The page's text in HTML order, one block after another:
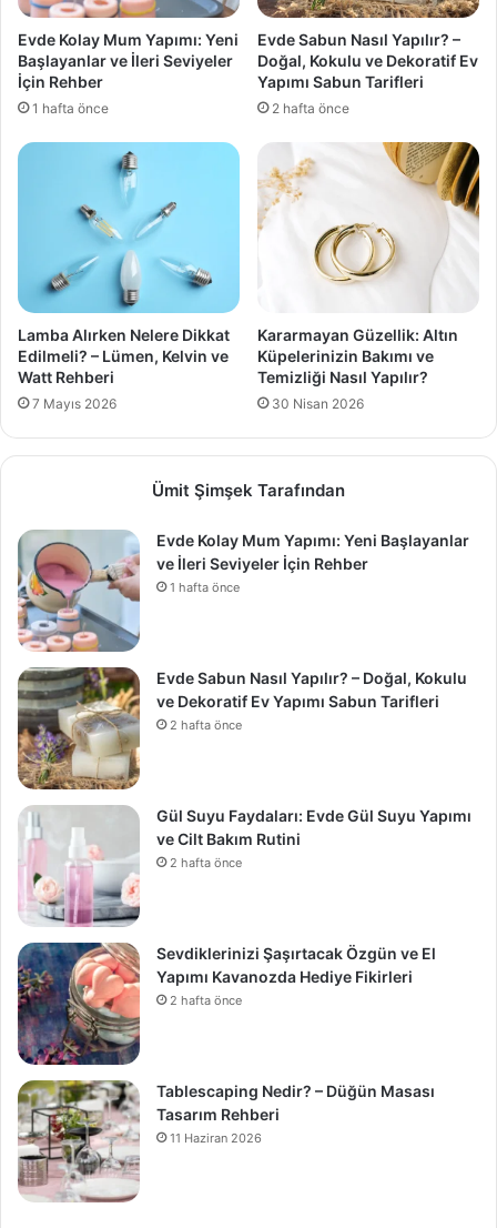
Evde Kolay Mum Yapımı: Yeni
Başlayanlar ve İleri Seviyeler
İçin Rehber
1 hafta önce
Evde Sabun Nasıl Yapılır? –
Doğal, Kokulu ve Dekoratif Ev
Yapımı Sabun Tarifleri
2 hafta önce
Lamba Alırken Nelere Dikkat
Edilmeli? – Lümen, Kelvin ve
Watt Rehberi
7 Mayıs 2026
Kararmayan Güzellik: Altın
Küpelerinizin Bakımı ve
Temizliği Nasıl Yapılır?
30 Nisan 2026
Ümit Şimşek Tarafından
Evde Kolay Mum Yapımı: Yeni Başlayanlar
ve İleri Seviyeler İçin Rehber
1 hafta önce
Evde Sabun Nasıl Yapılır? – Doğal, Kokulu
ve Dekoratif Ev Yapımı Sabun Tarifleri
2 hafta önce
Gül Suyu Faydaları: Evde Gül Suyu Yapımı
ve Cilt Bakım Rutini
2 hafta önce
Sevdiklerinizi Şaşırtacak Özgün ve El
Yapımı Kavanozda Hediye Fikirleri
2 hafta önce
Tablescaping Nedir? – Düğün Masası
Tasarım Rehberi
11 Haziran 2026